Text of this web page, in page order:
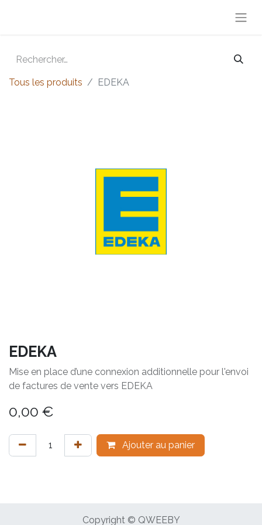
Tous les produits EDEKA
EDEKA
Mise en place d’une connexion additionnelle pour l'envoi
de factures de vente vers EDEKA
0,00 €
Ajouter au panier
Copyright © QWEEBY